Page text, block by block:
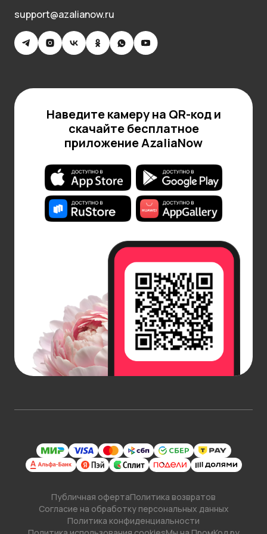
настоящее проявление заботы. Такой жест
говорит о внимании и желании подарить немного
Авторские букеты с сиреневыми
цветами
Флористы нашего интернет магазина соберут
готовый радовать букет по вашему описанию.
особое очарование и позволяют создать
поистине удивительный и оригинальный подарок.
Ассортимент нашего каталога широкий, но иногда
хочется сделать индивидуальный состав.
индивидуальный букет, который отражает особый
Какие цветы чаще всего используют для
сиреневых букетов? Это может быть маттиола, с
ее пьянящим ароматом, нежная альстромерия,
величественная орхидея, пышные пион или
благородный георгин. Белый и розовый цвета в
сочетании с сиреневым создают гармоничную
палитру. Добавление зеленого декора, например,
травы, подчеркивает натуральный характер
Упаковка – важная часть композиции. Атласная
создают шикарный внешний вид. Вы можете
добавить вкусное дополнение – дизайнерский
шоколад или набор конфет, сувенир (свечу,
Сиреневые цветы – хит для подарков мужчине.
Это также отличный выбор для подарка коллегам,
support@azalianow.ru
Наведите камеру на QR-код и
скачайте бесплатное
приложение AzaliaNow
Публичная офертаПолитика возвратов
Согласие на обработку персональных данных
Политика конфиденциальности